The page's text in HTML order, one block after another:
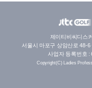
제이티비씨디스
서울시 마포구 상암산로 48-
사업자 등록번호 :
Copyright(C) Ladies